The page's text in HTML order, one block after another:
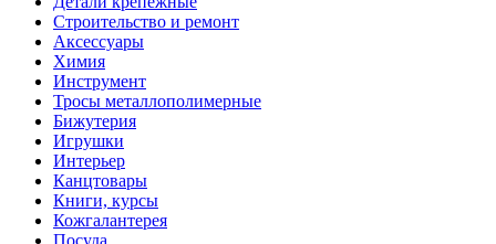
Строительство и ремонт
Аксессуары
Химия
Инструмент
Тросы металлополимерные
Бижутерия
Игрушки
Интерьер
Канцтовары
Книги, курсы
Кожгалантерея
Посуда